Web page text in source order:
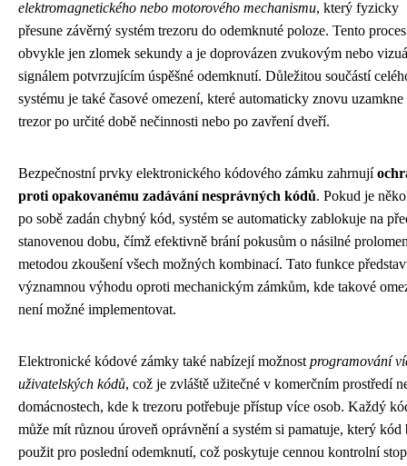
elektromagnetického nebo motorového mechanismu, který fyzicky
přesune závěrný systém trezoru do odemknuté poloze. Tento
obvykle jen zlomek sekundy a je doprovázen zvukovým nebo
signálem potvrzujícím úspěšné odemknutí. Důležitou součástí
systému je také časové omezení, které automaticky znovu uzamkne
trezor po určité době nečinnosti nebo po zavření dveří.
Bezpečnostní prvky elektronického kódového zámku zahrnují
proti opakovanému zadávání nesprávných kódů. Pokud je
po sobě zadán chybný kód, systém se automaticky zablokuje na
stanovenou dobu, čímž efektivně brání pokusům o násilné
metodou zkoušení všech možných kombinací. Tato funkce
významnou výhodu oproti mechanickým zámkům, kde takové
není možné implementovat.
Elektronické kódové zámky také nabízejí možnost programování
uživatelských kódů, což je zvláště užitečné v komerčním prostředí
domácnostech, kde k trezoru potřebuje přístup více osob. Každý
může mít různou úroveň oprávnění a systém si pamatuje, který kód
použit pro poslední odemknutí, což poskytuje cennou kontrolní